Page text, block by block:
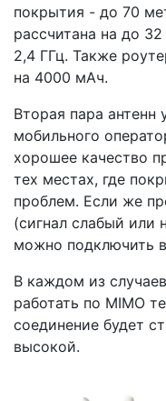
покрытия - до 70
рассчитана на до
2,4 ГГц. Также
на 4000 мАч.
Вторая пара антенн
мобильного
хорошее качество
тех местах, где
проблем. Если же
(сигнал слабый или
можно подключить
В каждом из
работать по MIMO
соединение будет
высокой.